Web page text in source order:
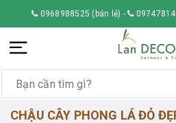
0968988525 (bán lẻ) -
CHẬU CÂY PHONG LÁ ĐỎ